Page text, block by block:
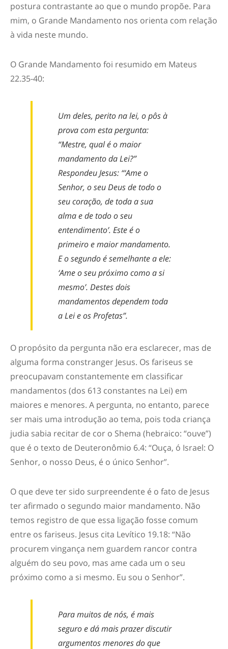
postura contrastante ao que o mundo propõe. Para
mim, o Grande Mandamento nos orienta com relação
à vida neste mundo.
O Grande Mandamento foi resumido em Mateus
22.35-40:
Um deles, perito na lei, o pôs à
prova com esta pergunta:
“Mestre, qual é o maior
mandamento da Lei?”
Respondeu Jesus: “‘Ame o
Senhor, o seu Deus de todo o
seu coração, de toda a sua
alma e de todo o seu
entendimento’. Este é o
primeiro e maior mandamento.
E o segundo é semelhante a ele:
‘Ame o seu próximo como a si
mesmo’. Destes dois
mandamentos dependem toda
a Lei e os Profetas”.
O propósito da pergunta não era esclarecer, mas de
alguma forma constranger Jesus. Os fariseus se
preocupavam constantemente em classificar
mandamentos (dos 613 constantes na Lei) em
maiores e menores. A pergunta, no entanto, parece
ser mais uma introdução ao tema, pois toda criança
judia sabia recitar de cor o Shema (hebraico: “ouve”)
que é o texto de Deuteronômio 6.4: “Ouça, ó Israel: O
Senhor, o nosso Deus, é o único Senhor”.
O que deve ter sido surpreendente é o fato de Jesus
ter afirmado o segundo maior mandamento. Não
temos registro de que essa ligação fosse comum
entre os fariseus. Jesus cita Levítico 19.18: “Não
procurem vingança nem guardem rancor contra
alguém do seu povo, mas ame cada um o seu
próximo como a si mesmo. Eu sou o Senhor”.
Para muitos de nós, é mais
seguro e dá mais prazer discutir
argumentos menores do que